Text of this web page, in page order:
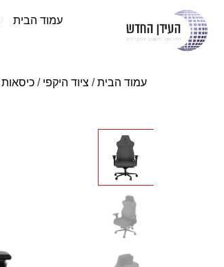
עמוד הבית
עמוד הבית/ ציוד היקפי / כיסאות